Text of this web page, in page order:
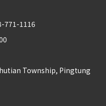
771-1116
Township, Pingtung